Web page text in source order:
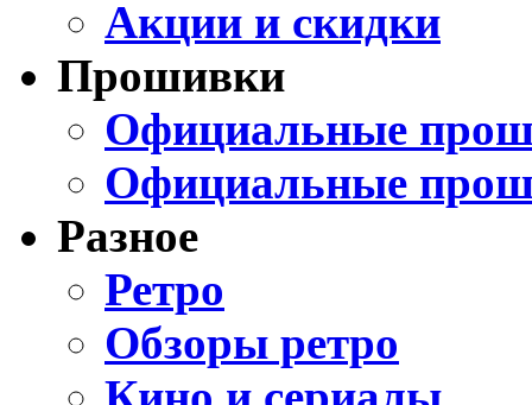
Акции и скидки
Прошивки
Официальные
Официальные
Разное
Ретро
Обзоры ретро